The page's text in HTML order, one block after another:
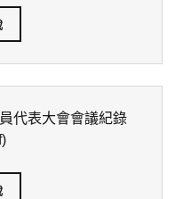
代表大會會議紀錄